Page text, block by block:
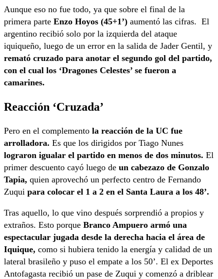
Aunque eso no fue todo, ya que sobre el final de la
primera parte Enzo Hoyos (45+1’) aumentó las cifras. El
argentino recibió solo por la izquierda del ataque
iquiqueño, luego de un error en la salida de Jader Gentil, y
remató cruzado para anotar el segundo gol del partido,
con el cual los ‘Dragones Celestes’ se fueron a
camarines.
Reacción ‘Cruzada’
Pero en el complemento la reacción de la UC fue
arrolladora. Es que los dirigidos por Tiago Nunes
lograron igualar el partido en menos de dos minutos. El
primer descuento cayó luego de un cabezazo de Gonzalo
Tapia, quien aprovechó un perfecto centro de Fernando
Zuqui para colocar el 1 a 2 en el Santa Laura a los 48’.
Tras aquello, lo que vino después sorprendió a propios y
extraños. Esto porque Branco Ampuero armó una
espectacular jugada desde la derecha hacia el área de
Iquique, como si hubiera tenido la energía y calidad de un
lateral brasileño y puso el empate a los 50’. El ex Deportes
Antofagasta recibió un pase de Zuqui y comenzó a driblear